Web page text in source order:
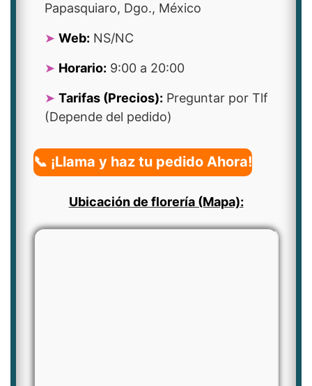
Papasquiaro, Dgo., México
Web: NS/NC
Horario: 9:00 a 20:00
Tarifas (Precios): Preguntar por Tlf
(Depende del pedido)
📞 ¡Llama y haz tu pedido Ahora!
Ubicación de florería (Mapa):